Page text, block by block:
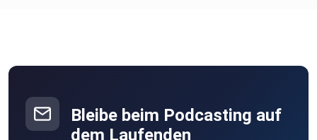
Bleibe beim Podcasting auf
dem Laufenden